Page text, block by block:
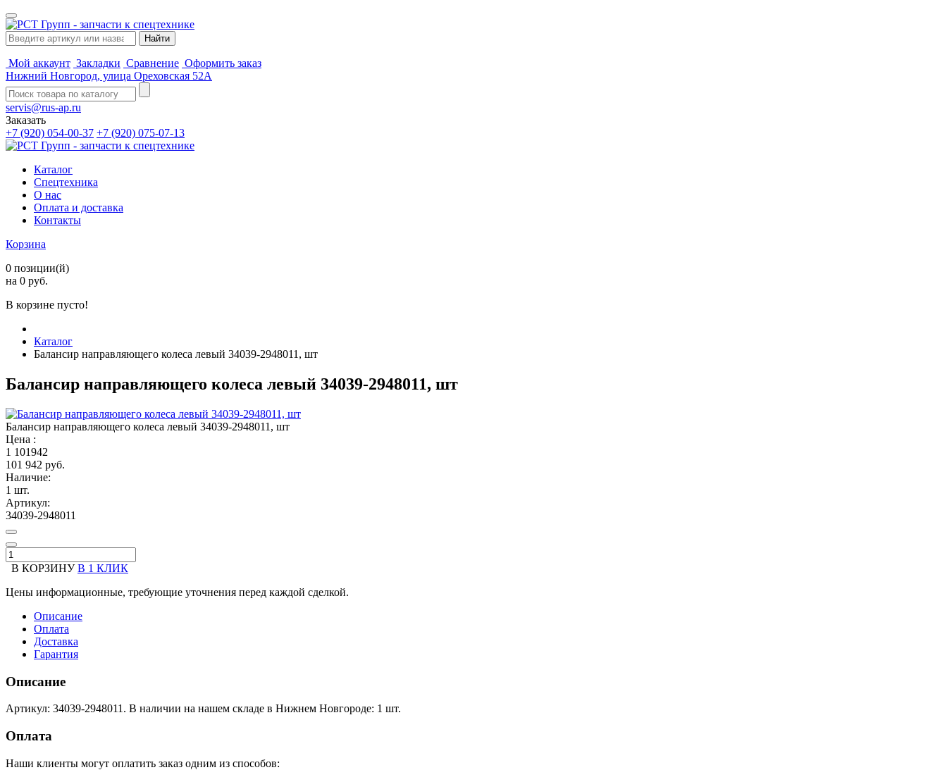
Мой аккаунт Закладки Сравнение Оформить заказ
Нижний Новгород, улица Ореховская 52А
servis@rus-ap.ru
Заказать
+7 (920) 054-00-37 +7 (920) 075-07-13
Каталог
Спецтехника
О нас
Оплата и доставка
Контакты
Корзина
0 позиции(й)
на 0 руб.
В корзине пусто!
Каталог
Балансир направляющего колеса левый 34039-2948011, шт
Балансир направляющего колеса левый 34039-2948011, шт
Балансир направляющего колеса левый 34039-2948011, шт
Цена :
1 101942
101 942 руб.
Наличие:
1 шт.
Артикул:
34039-2948011
В КОРЗИНУ В 1 КЛИК
Цены информационные, требующие уточнения перед каждой сделкой.
Описание
Оплата
Доставка
Гарантия
Описание
Артикул: 34039-2948011. В наличии на нашем складе в Нижнем Новгороде: 1 шт.
Оплата
Наши клиенты могут оплатить заказ одним из способов: